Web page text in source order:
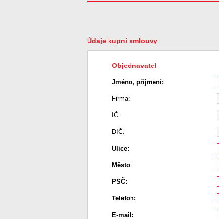
Údaje kupní smlouvy
Objednavatel
Jméno, příjmení:
Firma:
IČ:
DIČ:
Ulice:
Město:
PSČ:
Telefon:
E-mail: